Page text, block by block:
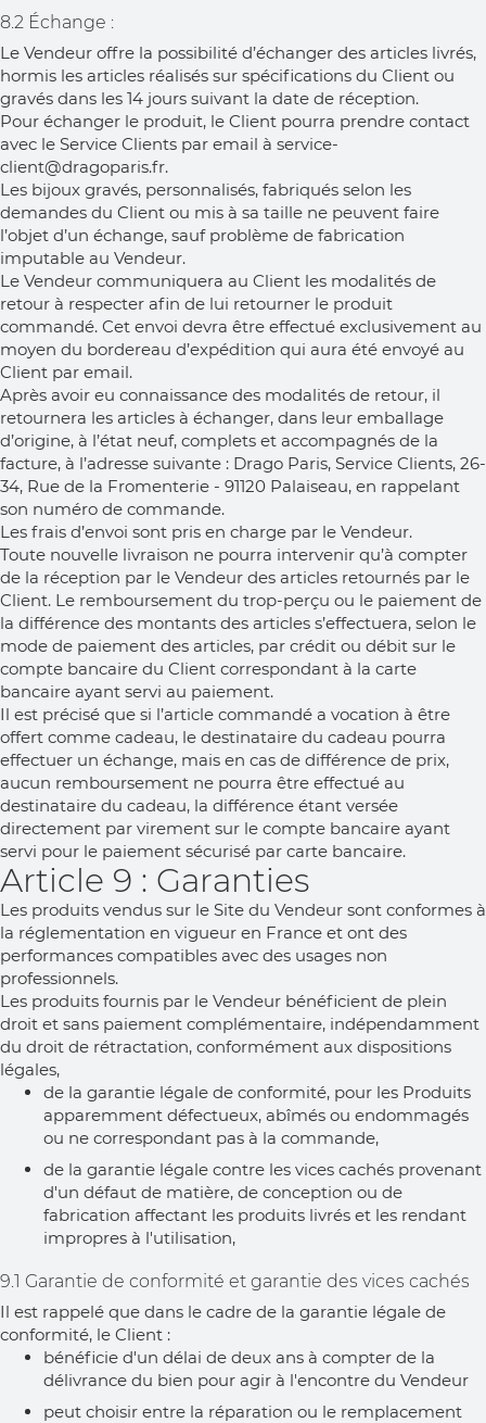
8.2 Échange :
Le Vendeur offre la possibilité d’échanger des articles livrés,
hormis les articles réalisés sur spécifications du Client ou
gravés dans les 14 jours suivant la date de réception.
Pour échanger le produit, le Client pourra prendre contact
avec le Service Clients par email à service-
client@dragoparis.fr.
Les bijoux gravés, personnalisés, fabriqués selon les
demandes du Client ou mis à sa taille ne peuvent faire
l’objet d’un échange, sauf problème de fabrication
imputable au Vendeur.
Le Vendeur communiquera au Client les modalités de
retour à respecter afin de lui retourner le produit
commandé. Cet envoi devra être effectué exclusivement au
moyen du bordereau d’expédition qui aura été envoyé au
Client par email.
Après avoir eu connaissance des modalités de retour, il
retournera les articles à échanger, dans leur emballage
d’origine, à l’état neuf, complets et accompagnés de la
facture, à l’adresse suivante : Drago Paris, Service Clients, 26-
34, Rue de la Fromenterie - 91120 Palaiseau, en rappelant
son numéro de commande.
Les frais d’envoi sont pris en charge par le Vendeur.
Toute nouvelle livraison ne pourra intervenir qu’à compter
de la réception par le Vendeur des articles retournés par le
Client. Le remboursement du trop-perçu ou le paiement de
la différence des montants des articles s’effectuera, selon le
mode de paiement des articles, par crédit ou débit sur le
compte bancaire du Client correspondant à la carte
bancaire ayant servi au paiement.
Il est précisé que si l’article commandé a vocation à être
offert comme cadeau, le destinataire du cadeau pourra
effectuer un échange, mais en cas de différence de prix,
aucun remboursement ne pourra être effectué au
destinataire du cadeau, la différence étant versée
directement par virement sur le compte bancaire ayant
servi pour le paiement sécurisé par carte bancaire.
Article 9 : Garanties
Les produits vendus sur le Site du Vendeur sont conformes à
la réglementation en vigueur en France et ont des
performances compatibles avec des usages non
professionnels.
Les produits fournis par le Vendeur bénéficient de plein
droit et sans paiement complémentaire, indépendamment
du droit de rétractation, conformément aux dispositions
légales,
de la garantie légale de conformité, pour les Produits
apparemment défectueux, abîmés ou endommagés
ou ne correspondant pas à la commande,
de la garantie légale contre les vices cachés provenant
d'un défaut de matière, de conception ou de
fabrication affectant les produits livrés et les rendant
impropres à l'utilisation,
9.1 Garantie de conformité et garantie des vices cachés
Il est rappelé que dans le cadre de la garantie légale de
conformité, le Client :
bénéficie d'un délai de deux ans à compter de la
délivrance du bien pour agir à l'encontre du Vendeur
peut choisir entre la réparation ou le remplacement